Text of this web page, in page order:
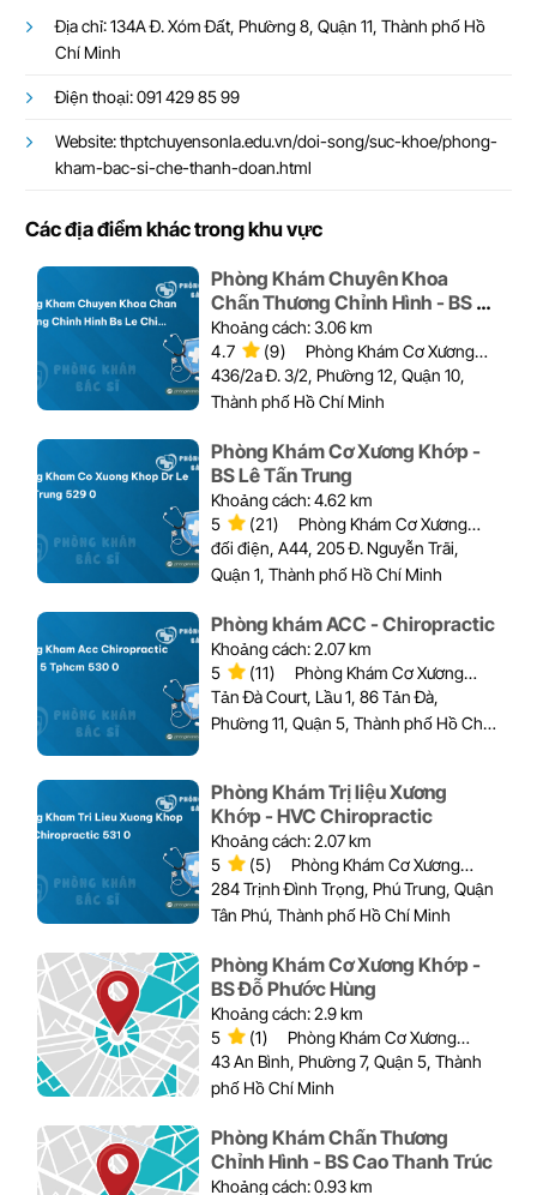
Địa chỉ: 134A Đ. Xóm Đất, Phường 8, Quận 11, Thành phố Hồ
Chí Minh
Điện thoại: 091 429 85 99
Website: thptchuyensonla.edu.vn/doi-song/suc-khoe/phong-
kham-bac-si-che-thanh-doan.html
Các địa điểm khác trong khu vực
Phòng Khám Chuyên Khoa
Chấn Thương Chỉnh Hình - BS Lê
Chí Dũng
Khoảng cách: 3.06 km
4.7
(9)
Phòng Khám Cơ Xương
Khớp
436/2a Đ. 3/2, Phường 12, Quận 10,
Thành phố Hồ Chí Minh
Phòng Khám Cơ Xương Khớp -
BS Lê Tấn Trung
Khoảng cách: 4.62 km
5
(21)
Phòng Khám Cơ Xương
Khớp
đối điện, A44, 205 Đ. Nguyễn Trãi,
Quận 1, Thành phố Hồ Chí Minh
Phòng khám ACC - Chiropractic
Khoảng cách: 2.07 km
5
(11)
Phòng Khám Cơ Xương
Khớp
Tản Đà Court, Lầu 1, 86 Tản Đà,
Phường 11, Quận 5, Thành phố Hồ Chí
Phòng Khám Trị liệu Xương
Khớp - HVC Chiropractic
Khoảng cách: 2.07 km
5
(5)
Phòng Khám Cơ Xương
Khớp
284 Trịnh Đình Trọng, Phú Trung, Quận
Tân Phú, Thành phố Hồ Chí Minh
Phòng Khám Cơ Xương Khớp -
BS Đỗ Phước Hùng
Khoảng cách: 2.9 km
5
(1)
Phòng Khám Cơ Xương
Khớp
43 An Bình, Phường 7, Quận 5, Thành
phố Hồ Chí Minh
Phòng Khám Chấn Thương
Chỉnh Hình - BS Cao Thanh Trúc
Khoảng cách: 0.93 km